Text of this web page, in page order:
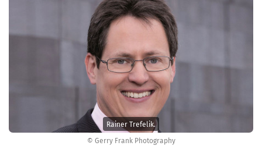
© Gerry Frank Photography
Rainer Trefelik.